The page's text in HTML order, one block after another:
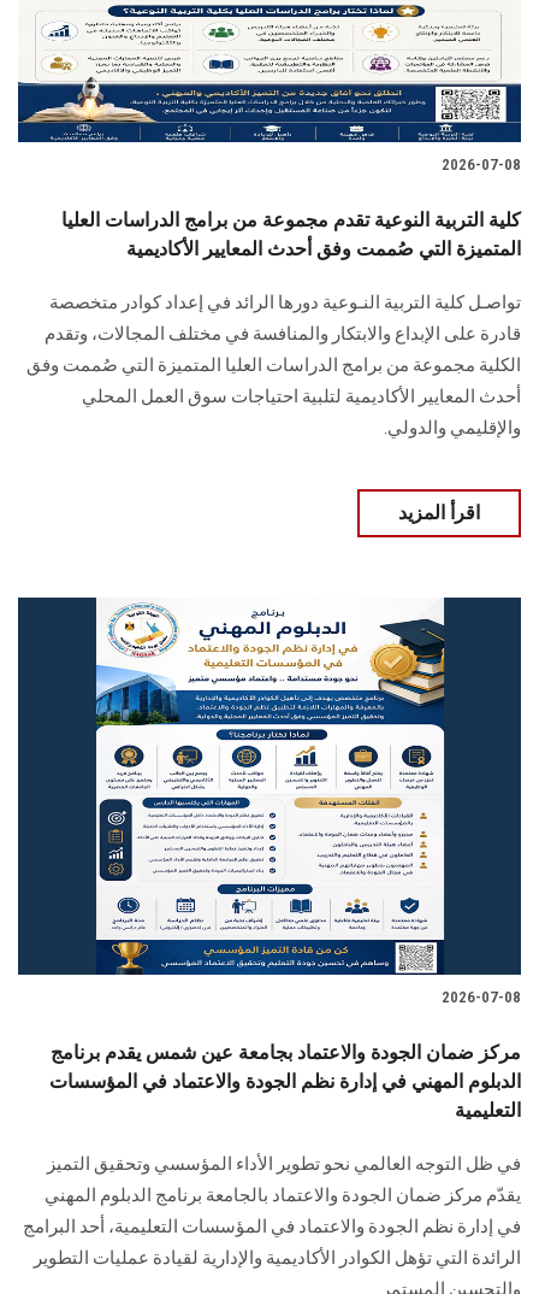
2026-07-08
كلية التربية النوعية تقدم مجموعة من برامج الدراسات العليا
المتميزة التي صُممت وفق أحدث المعايير الأكاديمية
تواصـل كلية التربية النـوعية دورها الرائد في إعداد كوادر متخصصة
قادرة على الإبداع والابتكار والمنافسة في مختلف المجالات، وتقدم
الكلية مجموعة من برامج الدراسات العليا المتميزة التي صُممت وفق
أحدث المعايير الأكاديمية لتلبية احتياجات سوق العمل المحلي
والإقليمي والدولي.
اقرأ المزيد
2026-07-08
مركز ضمان الجودة والاعتماد بجامعة عين شمس يقدم برنامج
الدبلوم المهني في إدارة نظم الجودة والاعتماد في المؤسسات
التعليمية
في ظل التوجه العالمي نحو تطوير الأداء المؤسسي وتحقيق التميز
يقدّم مركز ضمان الجودة والاعتماد بالجامعة برنامج الدبلوم المهني
في إدارة نظم الجودة والاعتماد في المؤسسات التعليمية، أحد البرامج
الرائدة التي تؤهل الكوادر الأكاديمية والإدارية لقيادة عمليات التطوير
والتحسين المستمر